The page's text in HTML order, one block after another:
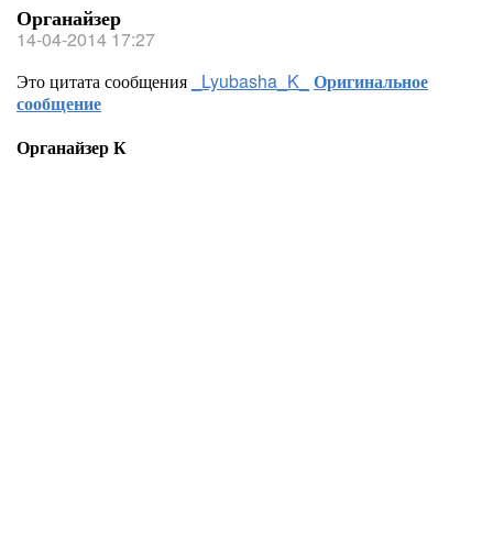
Органайзер
14-04-2014 17:27
Это цитата сообщения
_Lyubasha_K_ Оригинальное
сообщение
Органайзер К